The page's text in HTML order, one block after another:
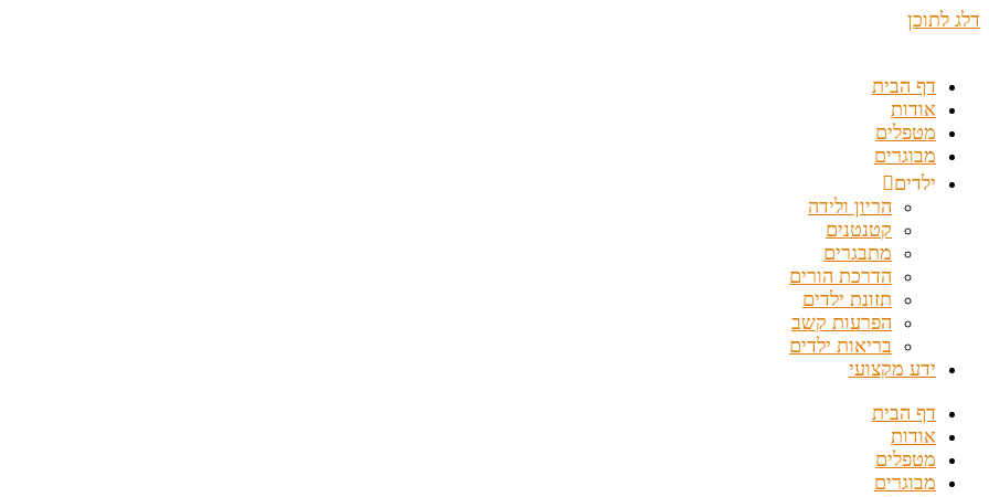
דלג לתוכן
דף הבית
אודות
מטפלים
מבוגרים
ילדים
הריון ולידה
קטנטנים
מתבגרים
הדרכת הורים
תזונת ילדים
הפרעות קשב
בריאות ילדים
ידע מקצועי
דף הבית
אודות
מטפלים
מבוגרים